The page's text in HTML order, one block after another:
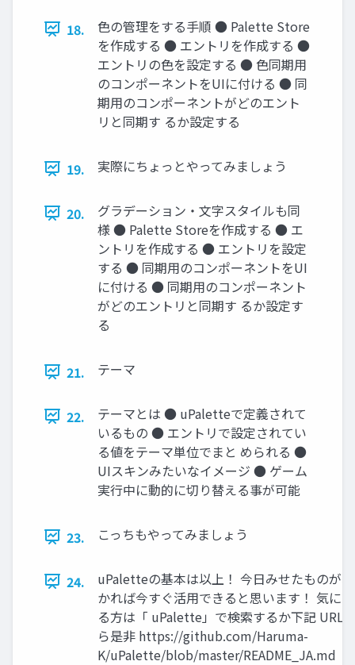
18.
色の管理をする手順 ● Palette Store
を作成する ● エントリを作成する ●
エントリの色を設定する ● 色同期用
のコンポーネントをUIに付ける ● 同
期用のコンポーネントがどのエント
リと同期す るか設定する
19. 実際にちょっとやってみましょう
20.
グラデーション・文字スタイルも同
様 ● Palette Storeを作成する ● エ
ントリを作成する ● エントリを設定
する ● 同期用のコンポーネントをUI
に付ける ● 同期用のコンポーネント
がどのエントリと同期す るか設定す
る
21. テーマ
22.
テーマとは ● uPaletteで定義されて
いるもの ● エントリで設定されてい
る値をテーマ単位でまと められる ●
UIスキンみたいなイメージ ● ゲーム
実行中に動的に切り替える事が可能
23. こっちもやってみましょう
24.
uPaletteの基本は以上！ 今日みせたものがわ
かれば今すぐ活用できると思います！ 気にな
る方は「 uPalette」で検索するか下記 URL
ら是非 https://github.com/Haruma-
K/uPalette/blob/master/README_JA.md